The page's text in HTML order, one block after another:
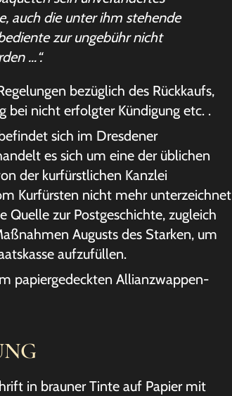
auch die unter ihm stehende
zur ungebühr nicht
…“.
bezüglich des Rückkaufs,
bei nicht erfolgter Kündigung etc. .
sich im Dresdener
es sich um eine der üblichen
der kurfürstlichen Kanzlei
Kurfürsten nicht mehr unterzeichnet
Quelle zur Postgeschichte, zugleich
Augusts des Starken, um
aufzufüllen.
papiergedeckten Allianzwappen-
in brauner Tinte auf Papier mit